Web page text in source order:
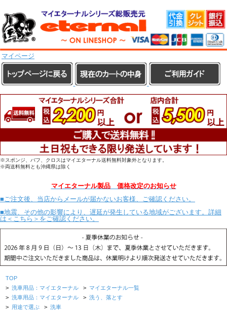
マイページ
※スポンジ、バフ、クロスはマイエターナル送料無料対象外となります。
※両送料無料とも沖縄県は除く
マイエターナル製品 価格改定のお知らせ
■ご注文後、当店からメールが届かないお客様、ご確認ください。
■地震、その他の影響により、遅延が発生している地域がございます。詳細
は＜こちら＞をご確認ください。
TOP
> 洗車用品：マイエターナル > マイエターナル一覧
> 洗車用品：マイエターナル > 洗う、落とす
> 用途で選ぶ > 洗車